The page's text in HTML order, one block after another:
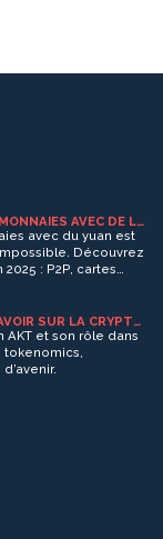
AVEC DE LA
avec du yuan est
Découvrez
: P2P, cartes
KYC. Les meilleurs
SUR LA CRYPTO
AKT et son rôle dans
tokenomics,